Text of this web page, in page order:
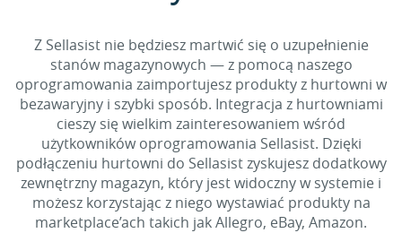
Z Sellasist nie będziesz martwić się o uzupełnienie
stanów magazynowych — z pomocą naszego
oprogramowania zaimportujesz produkty z hurtowni w
bezawaryjny i szybki sposób. Integracja z hurtowniami
cieszy się wielkim zainteresowaniem wśród
użytkowników oprogramowania Sellasist. Dzięki
podłączeniu hurtowni do Sellasist zyskujesz dodatkowy
zewnętrzny magazyn, który jest widoczny w systemie i
możesz korzystając z niego wystawiać produkty na
marketplace’ach takich jak Allegro, eBay, Amazon.